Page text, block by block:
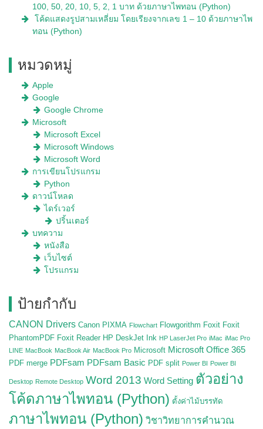
100, 50, 20, 10, 5, 2, 1 บาท ด้วยภาษาไพทอน (Python)
โค้ดแสดงรูปสามเหลี่ยม โดยเรียงจากเลข 1 – 10 ด้วยภาษาไพ
ทอน (Python)
หมวดหมู่
Apple
Google
Google Chrome
Microsoft
Microsoft Excel
Microsoft Windows
Microsoft Word
การเขียนโปรแกรม
Python
ดาวน์โหลด
ไดร์เวอร์
ปริ้นเตอร์
บทความ
หนังสือ
เว็บไซต์
โปรแกรม
ป้ายกำกับ
CANON Drivers Canon PIXMA Flowchart Flowgorithm Foxit Foxit
PhantomPDF Foxit Reader HP DeskJet Ink HP LaserJet Pro iMac iMac Pro
LINE MacBook MacBook Air MacBook Pro Microsoft Microsoft Office 365
PDF merge PDFsam PDFsam Basic PDF split Power BI Power BI
Desktop Remote Desktop Word 2013 Word Setting ตัวอย่าง
โค้ดภาษาไพทอน (Python) ตั้งค่าไม้บรรทัด
ภาษาไพทอน (Python) วิชาวิทยาการคำนวณ